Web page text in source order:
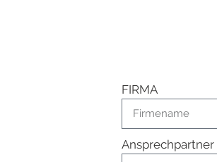
FIRMA
Ansprechpartner